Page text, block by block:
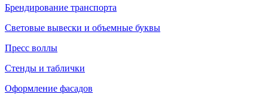
Брендирование транспорта
Световые вывески и объемные буквы
Пресс воллы
Стенды и таблички
Оформление фасадов